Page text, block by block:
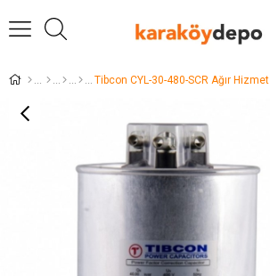
Tibcon CYL-30-480-SCR Ağır